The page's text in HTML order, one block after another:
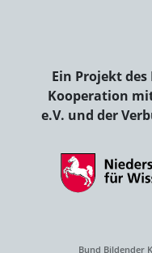
Ein Projekt
Kooperation
e.V. und der
Bund Bildender